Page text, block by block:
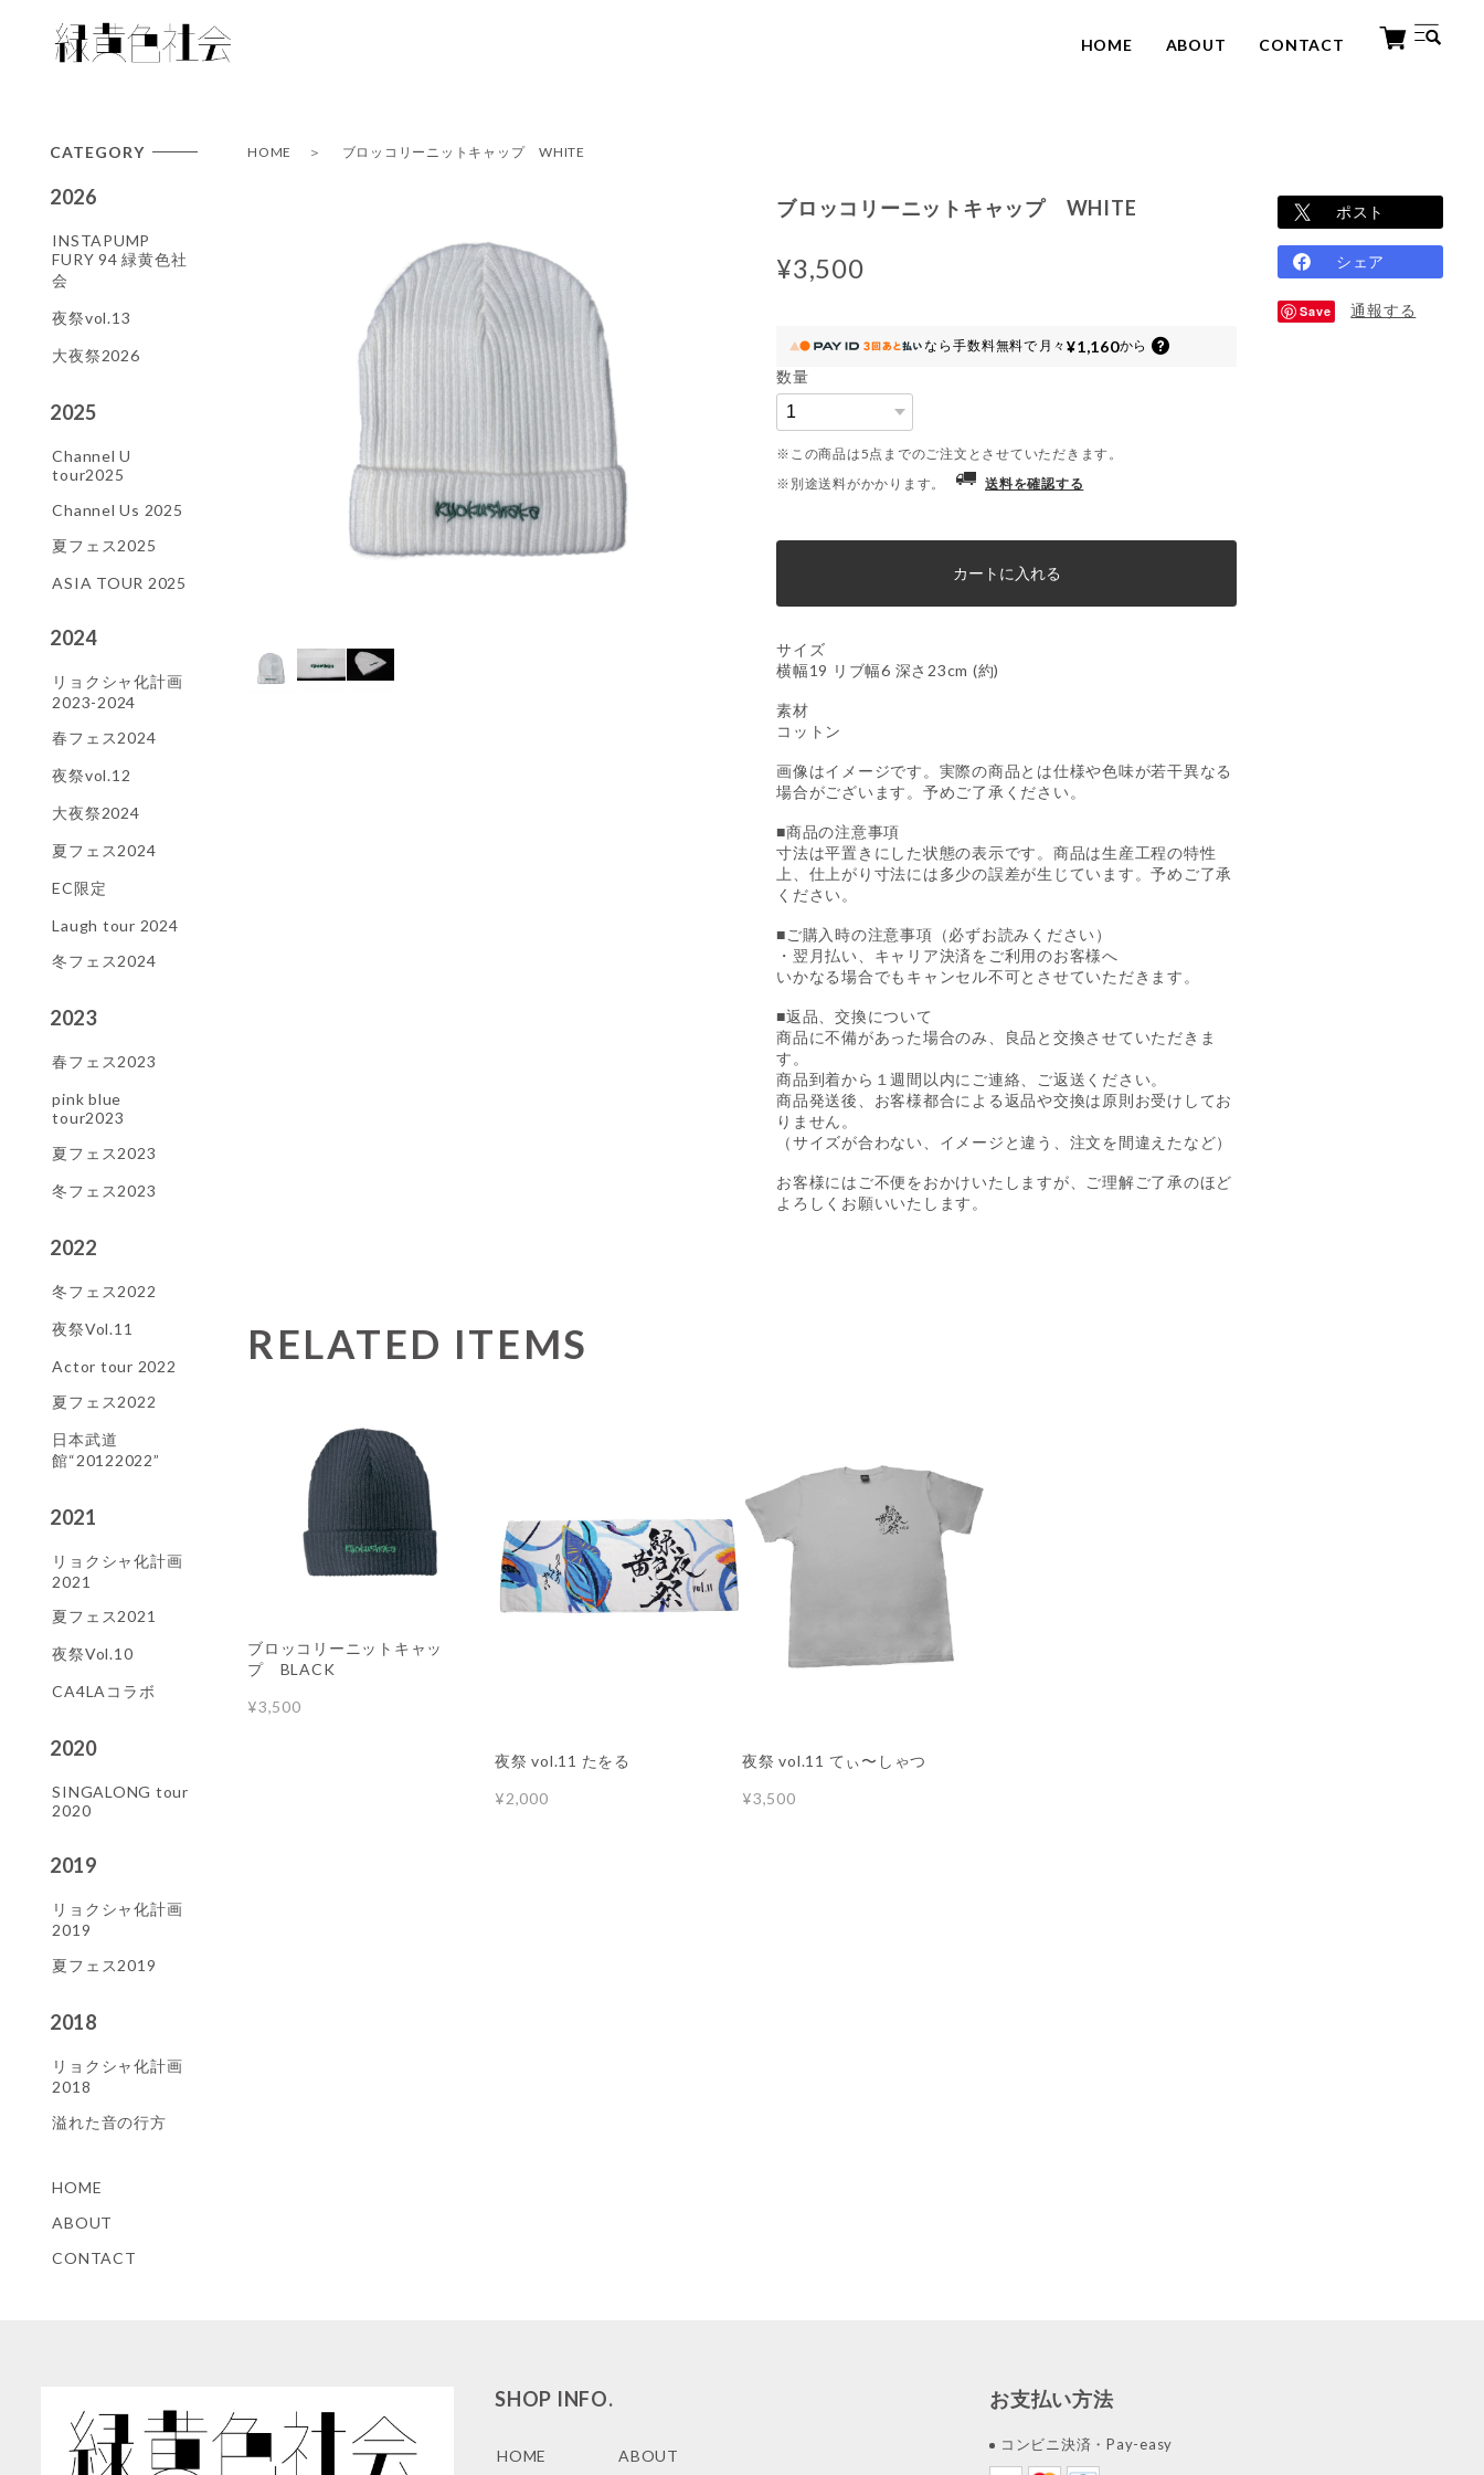
HOME ABOUT CONTACT
HOME ブロッコリーニットキャップ WHITE
ブロッコリーニットキャップ WHITE
¥3,500
なら 手数料無料で 月々¥1,160から
数量
※この商品は5点までのご注文とさせていただきます。
※別途送料がかかります。
送料を確認する
カートに入れる
サイズ
横幅19 リブ幅6 深さ23cm (約)
素材
コットン
画像はイメージです。実際の商品とは仕様や色味が若干異なる
場合がございます。予めご了承ください。
■商品の注意事項
寸法は平置きにした状態の表示です。商品は生産工程の特性
上、仕上がり寸法には多少の誤差が生じています。予めご了承
ください。
■ご購入時の注意事項（必ずお読みください）
・翌月払い、キャリア決済をご利用のお客様へ
いかなる場合でもキャンセル不可とさせていただきます。
■返品、交換について
商品に不備があった場合のみ、良品と交換させていただきま
す。
商品到着から１週間以内にご連絡、ご返送ください。
商品発送後、お客様都合による返品や交換は原則お受けしてお
りません。
（サイズが合わない、イメージと違う、注文を間違えたなど）
お客様にはご不便をおかけいたしますが、ご理解ご了承のほど
よろしくお願いいたします。
ポスト
シェア
Save 通報する
RELATED ITEMS
ブロッコリーニットキャッ
プ BLACK
¥3,500
夜祭 vol.11 たをる
¥2,000
夜祭 vol.11 てぃ〜しゃつ
¥3,500
CATEGORY
2026
INSTAPUMP
FURY 94 緑黄色社
会
夜祭vol.13
大夜祭2026
2025
Channel U
tour2025
Channel Us 2025
夏フェス2025
ASIA TOUR 2025
2024
リョクシャ化計画
2023-2024
春フェス2024
夜祭vol.12
大夜祭2024
夏フェス2024
EC限定
Laugh tour 2024
冬フェス2024
2023
春フェス2023
pink blue
tour2023
夏フェス2023
冬フェス2023
2022
冬フェス2022
夜祭Vol.11
Actor tour 2022
夏フェス2022
日本武道
館“20122022”
2021
リョクシャ化計画
2021
夏フェス2021
夜祭Vol.10
CA4LAコラボ
2020
SINGALONG tour
2020
2019
リョクシャ化計画
2019
夏フェス2019
2018
リョクシャ化計画
2018
溢れた音の行方
HOME
ABOUT
CONTACT
SHOP INFO.
HOME ABOUT
お支払い方法
コンビニ決済・Pay-easy